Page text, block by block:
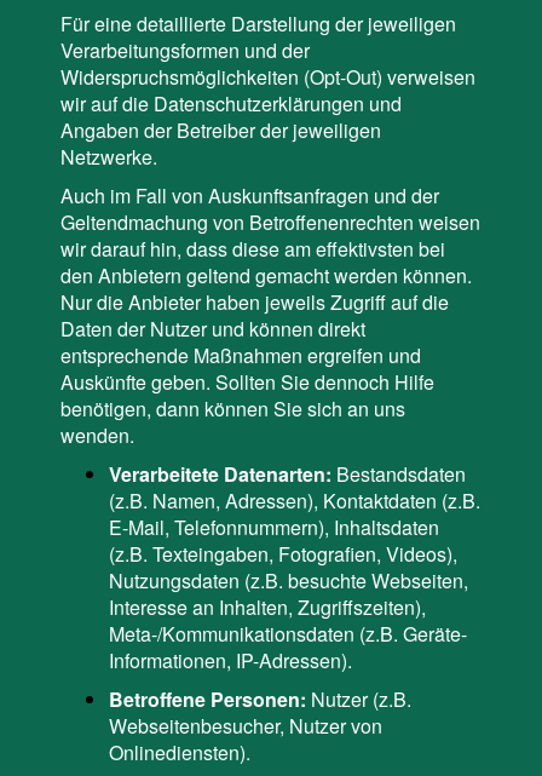
Für eine detaillierte Darstellung der jeweiligen
Verarbeitungsformen und der
Widerspruchsmöglichkeiten (Opt-Out) verweisen
wir auf die Datenschutzerklärungen und
Angaben der Betreiber der jeweiligen
Netzwerke.
Auch im Fall von Auskunftsanfragen und der
Geltendmachung von Betroffenenrechten weisen
wir darauf hin, dass diese am effektivsten bei
den Anbietern geltend gemachtwerden können.
Nur die Anbieter haben jeweils Zugriff auf die
Daten der Nutzer und können direkt
entsprechende Maßnahmen ergreifen und
Auskünfte geben. Sollten Sie dennoch Hilfe
benötigen, dann können Sie sich an uns
wenden.
Verarbeitete Datenarten: Bestandsdaten
(z.B. Namen, Adressen), Kontaktdaten (z.B.
E-Mail, Telefonnummern), Inhaltsdaten
(z.B. Texteingaben, Fotografien, Videos),
Nutzungsdaten (z.B. besuchte Webseiten,
Interesse an Inhalten, Zugriffszeiten),
Meta-/Kommunikationsdaten (z.B. Geräte-
Informationen, IP-Adressen).
Betroffene Personen: Nutzer (z.B.
Webseitenbesucher, Nutzer von
Onlinediensten).